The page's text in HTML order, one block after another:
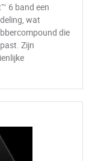
6 band een
wat
die
Zijn